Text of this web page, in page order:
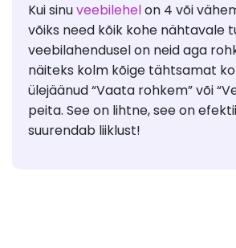
Kui sinuveebilehelon 4 või
võiks need kõik kohe nähtavale
veebilahendusel on neid aga
näiteks kolm kõige tähtsamat
ülejäänud “Vaata rohkem” või
peita. See on lihtne, see on
suurendab liiklust!